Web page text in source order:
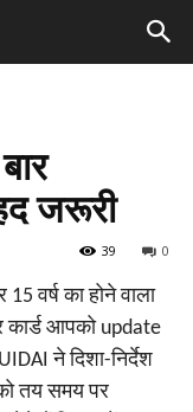
जरूरी
0
39
वर्ष का होने वाला
कार्ड आपको update
ने दिशा-निर्देश
तय समय पर